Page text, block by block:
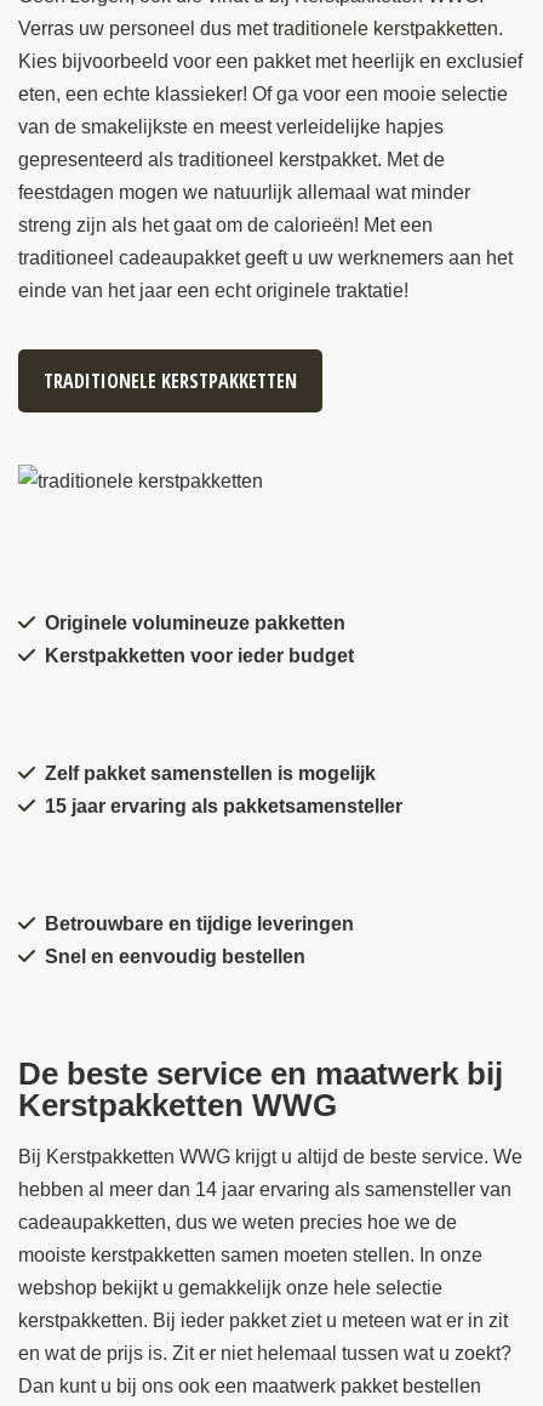
Verras uw personeel dus mettraditionele kerstpakketten.
Kies bijvoorbeeld voor een pakket met heerlijk en exclusief
eten, een echte klassieker! Of ga voor een mooie selectie
van de smakelijkste en meest verleidelijke hapjes
gepresenteerd als traditioneel kerstpakket. Met de
feestdagen mogen we natuurlijk allemaal wat minder
streng zijn als het gaat om de calorieën! Met een
traditioneel cadeaupakket geeft u uw werknemers aan het
einde van het jaar een echt originele traktatie!
TRADITIONELE KERSTPAKKETTEN
Originele volumineuze pakketten
Kerstpakketten voor ieder budget
Zelf pakket samenstellen is mogelijk
15 jaar ervaring als pakketsamensteller
Betrouwbare en tijdige leveringen
Snel en eenvoudig bestellen
De beste service en maatwerk bij
Kerstpakketten WWG
Bij Kerstpakketten WWG krijgt u altijd de beste service. We
hebben al meer dan 14 jaar ervaring als samensteller van
cadeaupakketten, dus we weten precies hoe we de
mooiste kerstpakketten samen moeten stellen. In onze
webshop bekijkt u gemakkelijk onze hele selectie
kerstpakketten. Bij ieder pakket ziet u meteen wat er in zit
en wat de prijs is. Zit er niet helemaal tussen wat u zoekt?
Dan kunt u bij ons ook een maatwerk pakket bestellen